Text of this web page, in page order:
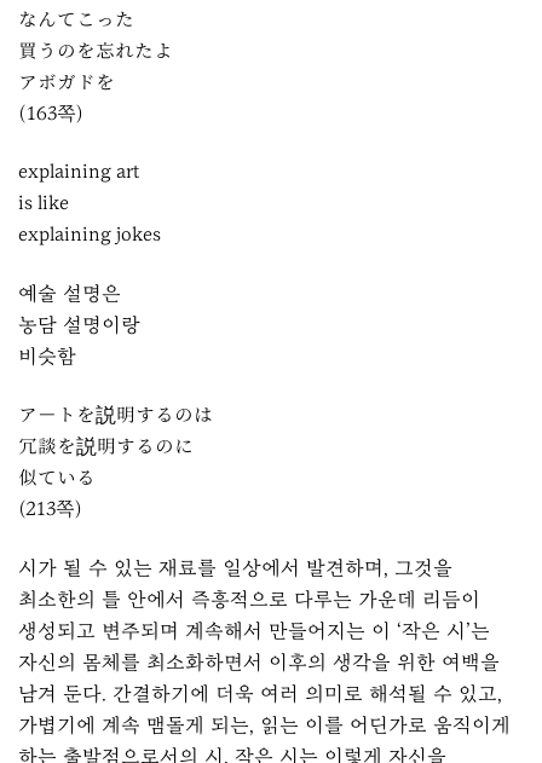
なんてこった
買うのを忘れたよ
アボガドを
(163쪽)
explaining art
is like
explaining jokes
예술 설명은
농담 설명이랑
비슷함
アートを説明するのは
冗談を説明するのに
似ている
(213쪽)
시가 될 수 있는 재료를 일상에서 발견하며, 그것을
최소한의 틀 안에서 즉흥적으로 다루는 가운데 리듬이
생성되고 변주되며 계속해서 만들어지는 이 ‘작은 시’는
자신의 몸체를 최소화하면서 이후의 생각을 위한 여백을
남겨 둔다. 간결하기에 더욱 여러 의미로 해석될 수 있고,
가볍기에 계속 맴돌게 되는, 읽는 이를 어딘가로 움직이게
하는 출발점으로서의 시. 작은 시는 이렇게 자신을